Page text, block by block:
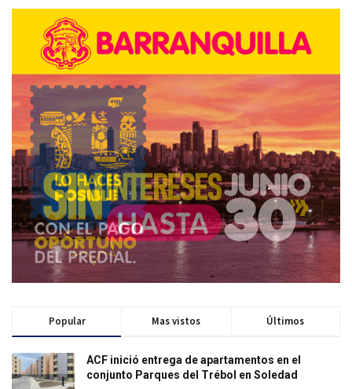
Popular Mas vistos Últimos
ACF inició entrega de apartamentos en el
conjunto Parques del Trébol en Soledad